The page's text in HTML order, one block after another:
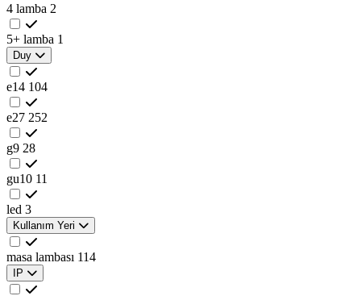
4 lamba 2
5+ lamba 1
Duy
e14 104
e27 252
g9 28
gu10 11
led 3
Kullanım Yeri
masa lambası 114
IP